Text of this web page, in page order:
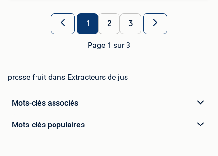
1 2 3
Page 1 sur 3
presse fruit dans Extracteurs de jus
Mots-clés associés
Mots-clés populaires